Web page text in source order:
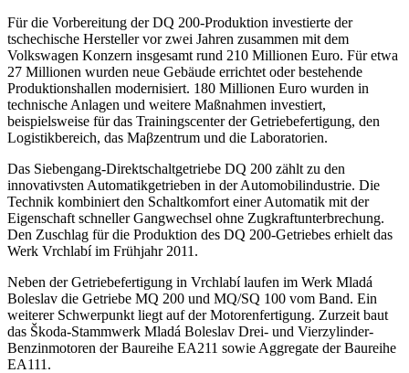
Für die Vorbereitung der DQ 200-Produktion investierte der
tschechische Hersteller vor zwei Jahren zusammen mit dem
Volkswagen Konzern insgesamt rund 210 Millionen Euro. Für etwa
27 Millionen wurden neue Gebäude errichtet oder bestehende
Produktionshallen modernisiert. 180 Millionen Euro wurden in
technische Anlagen und weitere Maßnahmen investiert,
beispielsweise für das Trainingscenter der Getriebefertigung, den
Logistikbereich, das Maβzentrum und die Laboratorien.
Das Siebengang-Direktschaltgetriebe DQ 200 zählt zu den
innovativsten Automatikgetrieben in der Automobilindustrie. Die
Technik kombiniert den Schaltkomfort einer Automatik mit der
Eigenschaft schneller Gangwechsel ohne Zugkraftunterbrechung.
Den Zuschlag für die Produktion des DQ 200-Getriebes erhielt das
Werk Vrchlabí im Frühjahr 2011.
Neben der Getriebefertigung in Vrchlabí laufen im Werk Mladá
Boleslav die Getriebe MQ 200 und MQ/SQ 100 vom Band. Ein
weiterer Schwerpunkt liegt auf der Motorenfertigung. Zurzeit baut
das Škoda-Stammwerk Mladá Boleslav Drei- und Vierzylinder-
Benzinmotoren der Baureihe EA211 sowie Aggregate der Baureihe
EA111.